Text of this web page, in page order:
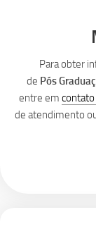
Para obter
de Pós
entre em contato
de atendimento